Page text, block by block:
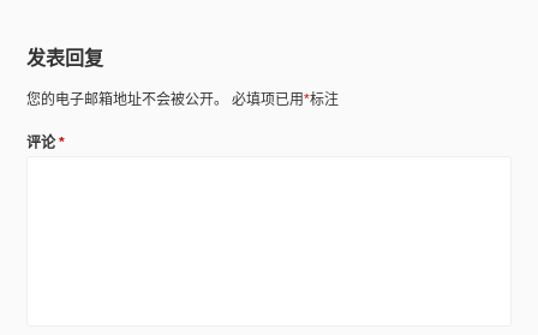
发表回复
您的电子邮箱地址不会被公开。 必填项已用*标注
评论*